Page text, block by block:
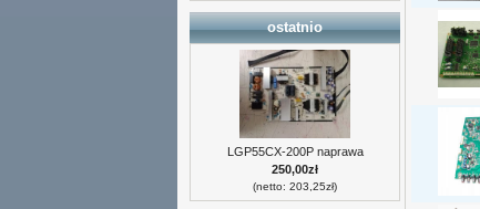
ostatnio
LGP55CX-200P naprawa
250,00zł
(netto: 203,25zł)